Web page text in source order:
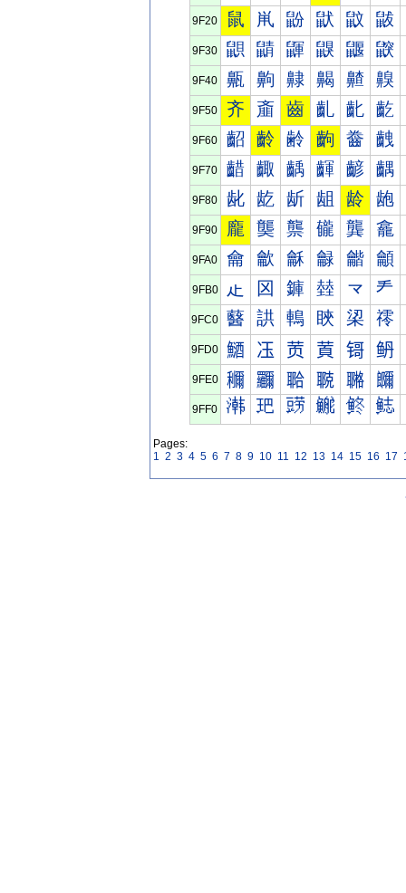
9F20 鼠 鼡 鼢 鼣 鼤 鼥
9F30 鼰 鼱 鼲 鼳 鼴 鼵
9F40 齀 齁 齂 齃 齄 齅
9F50 齐 齑 齒 齓 齔 齕
9F60 齠 齡 齢 齣 齤 齥
9F70 齰 齱 齲 齳 齴 齵
9F80 龀 龁 龂 龃 龄 龅
9F90 龐 龑 龒 龓 龔 龕
9FA0 龠 龡 龢 龣 龤 龥
9FB0 龰 龱 龲 龳 龴 龵
9FC0 鿀 鿁 鿂 鿃 鿄 鿅
9FD0 鿐 鿑 鿒 鿓 鿔 鿕
9FE0 鿠 鿡 鿢 鿣 鿤 鿥
9FF0 鿰 鿱 鿲 鿳 鿴 鿵
Pages:
1 2 3 4 5 6 7 8 9 10 11 12 13 14 15 16 17